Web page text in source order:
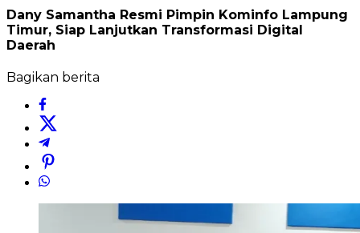
Dany Samantha Resmi Pimpin Kominfo Lampung
Timur, Siap Lanjutkan Transformasi Digital
Daerah
Bagikan berita